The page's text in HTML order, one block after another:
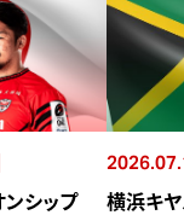
ンシップ
横浜キ